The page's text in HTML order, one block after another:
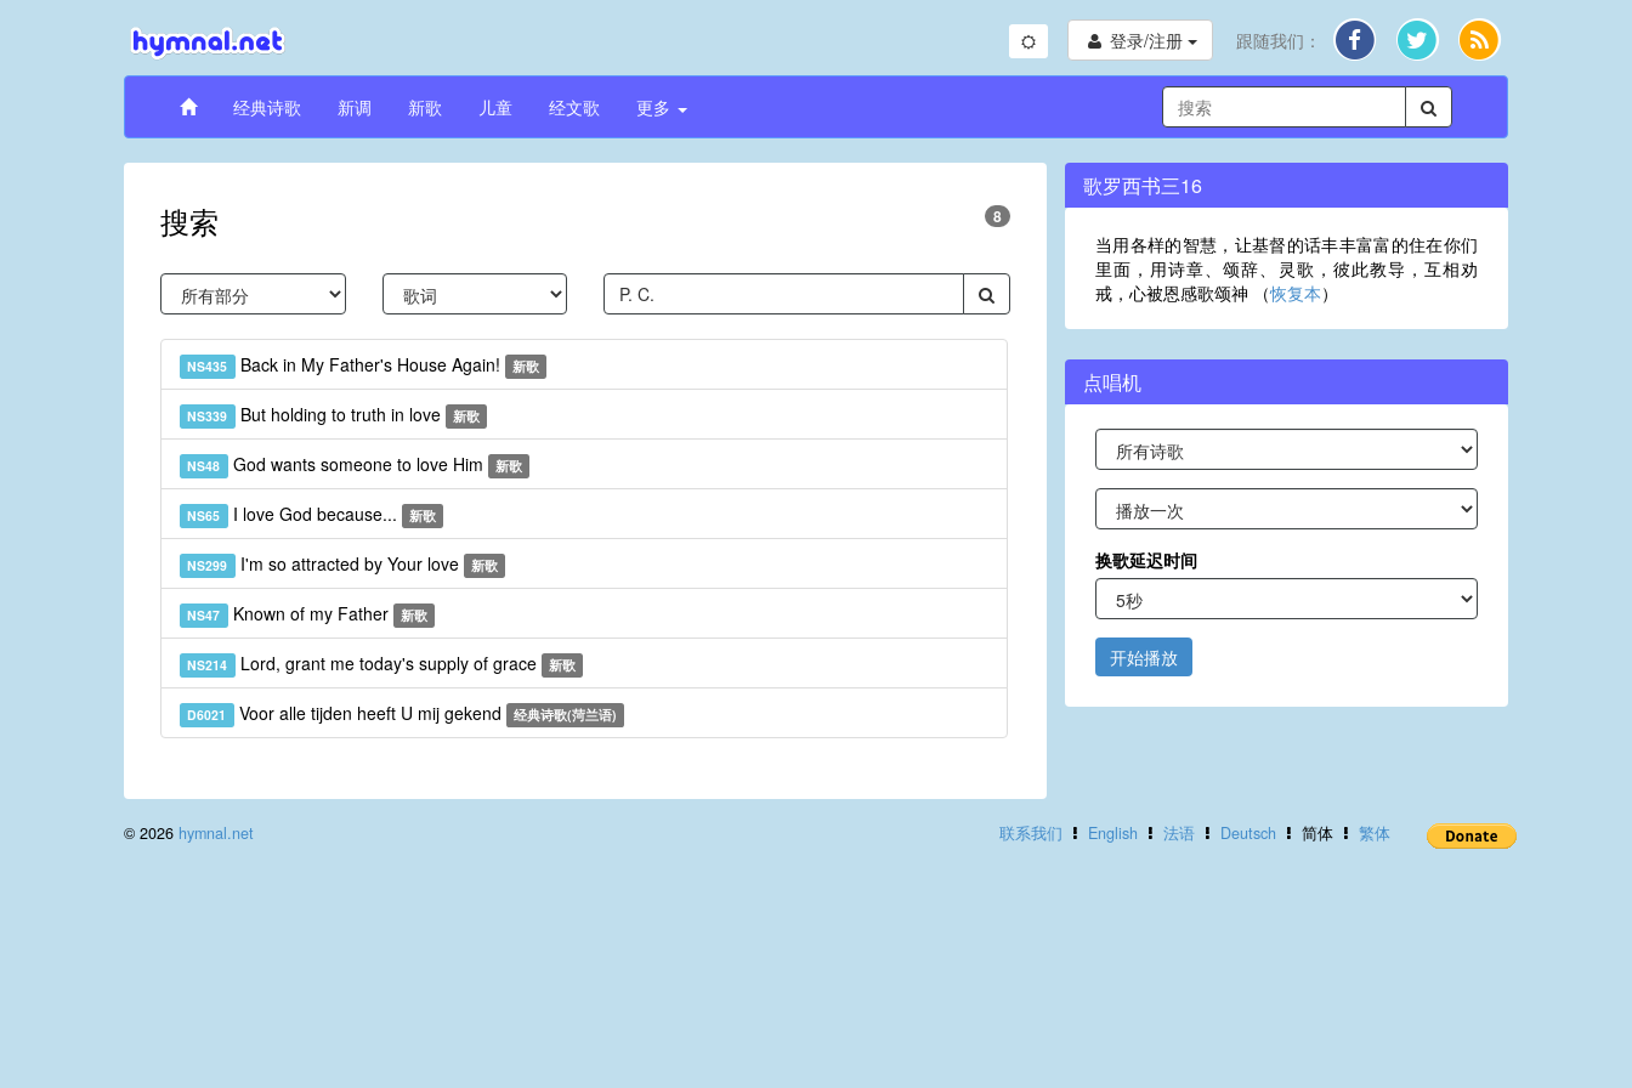
登录/注册 跟随我们：
经典诗歌 新调 新歌 儿童 经文歌 更多
搜索 8
NS435 Back in My Father's House Again! 新歌
NS339 But holding to truth in love 新歌
NS48 God wants someone to love Him 新歌
NS65 I love God because... 新歌
NS299 I'm so attracted by Your love 新歌
NS47 Known of my Father 新歌
NS214 Lord, grant me today's supply of grace 新歌
D6021 Voor alle tijden heeft U mij gekend 经典诗歌(菏兰语)
歌罗西书三16
当用各样的智慧，让基督的话丰丰富富的住在你们
里面，用诗章、颂辞、灵歌，彼此教导，互相劝
戒，心被恩感歌颂神 （恢复本）
点唱机
换歌延迟时间
开始播放
联系我们 English 法语 Deutsch 简体 繁体
© 2026 hymnal.net